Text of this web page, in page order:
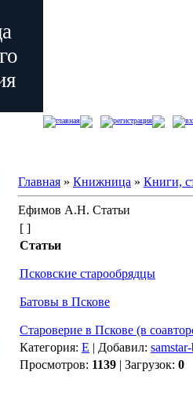
главная регистрация
Главная » Книжница » Книги,
Ефимов А.Н. Статьи
[ ]
Статьи
Псковские старообрядцы
Батовы в Пскове
Староверие в Пскове (в
Категория: Е | Добавил:
Просмотров: 1139 | Загрузок: 0